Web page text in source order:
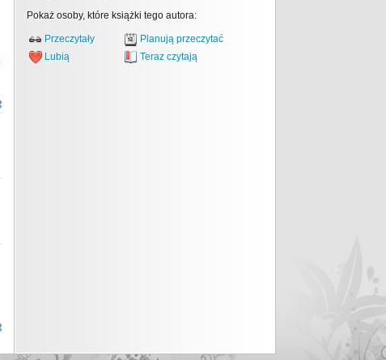
Pokaż osoby, które książki tego autora:
Przeczytały
Planują przeczytać
Lubią
Teraz czytają